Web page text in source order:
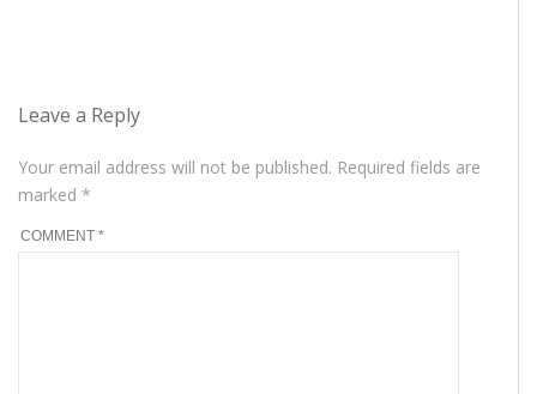
Leave a Reply
Your email address will not be published. Required fields are
marked *
COMMENT *